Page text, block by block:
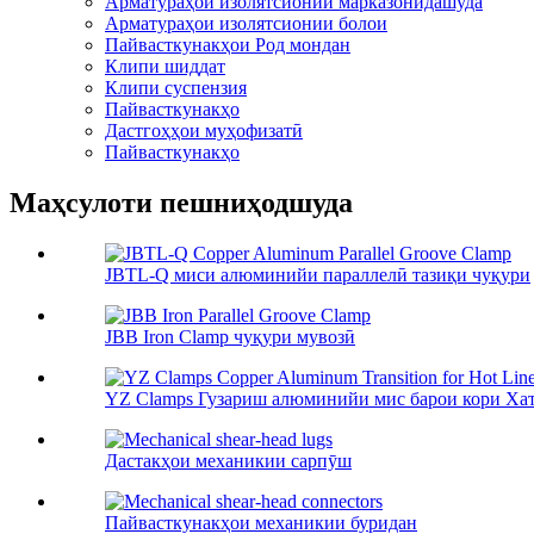
Арматураҳои изолятсионии болои
Пайвасткунакҳои Род мондан
Клипи шиддат
Клипи суспензия
Пайвасткунакҳо
Дастгоҳҳои муҳофизатӣ
Пайвасткунакҳо
Маҳсулоти пешниҳодшуда
JBTL-Q миси алюминийи параллелӣ тазиқи чуқури
JBB Iron Clamp чуқури мувозӣ
YZ Clamps Гузариш алюминийи мис барои кори
Дастакҳои механикии сарпӯш
Пайвасткунакҳои механикии буридан